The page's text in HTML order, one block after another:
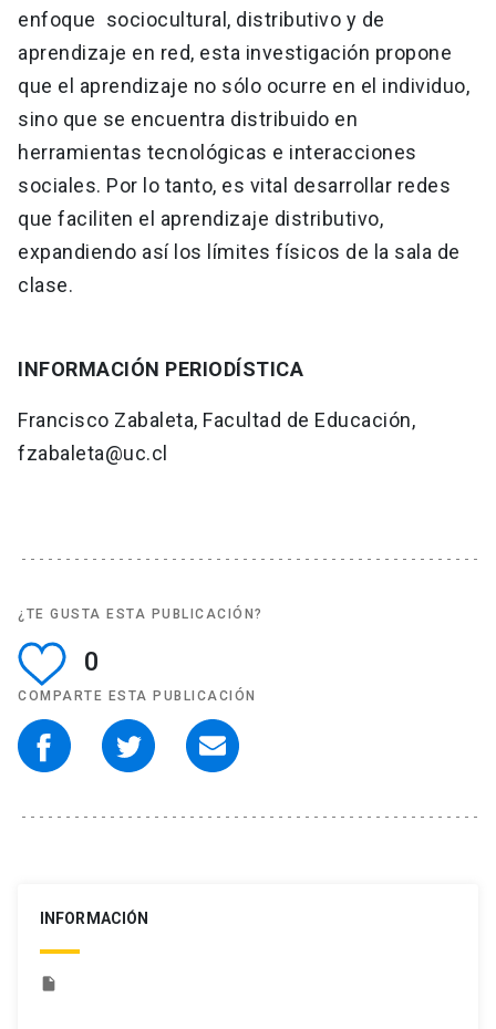
enfoque sociocultural, distributivo y de
aprendizaje en red, esta investigación propone
que el aprendizaje no sólo ocurre en el individuo,
sino que se encuentra distribuido en
herramientas tecnológicas e interacciones
sociales. Por lo tanto, es vital desarrollar redes
que faciliten el aprendizaje distributivo,
expandiendo así los límites físicos de la sala de
clase.
INFORMACIÓN PERIODÍSTICA
Francisco Zabaleta, Facultad de Educación,
fzabaleta@uc.cl
¿TE GUSTA ESTA PUBLICACIÓN?
0
COMPARTE ESTA PUBLICACIÓN
INFORMACIÓN
insert_drive_file